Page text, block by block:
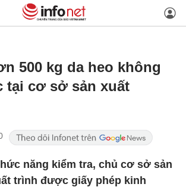
500 kg da heo không
tại cơ sở sản xuất
năng kiểm tra, chủ cơ sở sản
trình được giấy phép kinh